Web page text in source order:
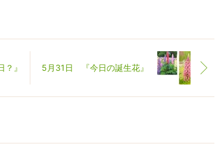
』 5月31日 『今日の誕生花』